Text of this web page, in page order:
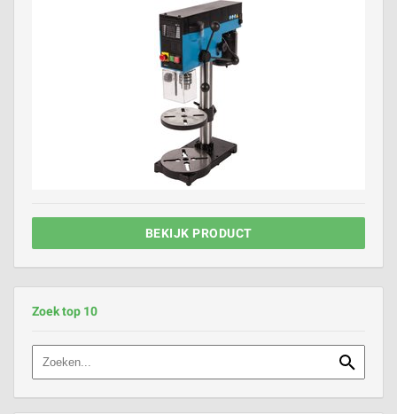
BEKIJK PRODUCT
Zoek top 10